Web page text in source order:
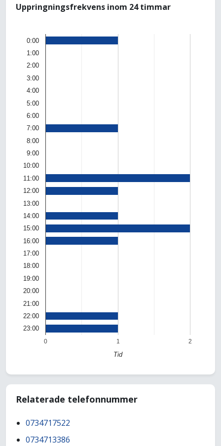
Uppringningsfrekvens inom 24 timmar
0 1 2
0:00
1:00
2:00
3:00
4:00
5:00
6:00
7:00
8:00
9:00
10:00
11:00
12:00
13:00
14:00
15:00
16:00
17:00
18:00
19:00
20:00
21:00
22:00
23:00
Tid
Relaterade telefonnummer
0734717522
0734713386